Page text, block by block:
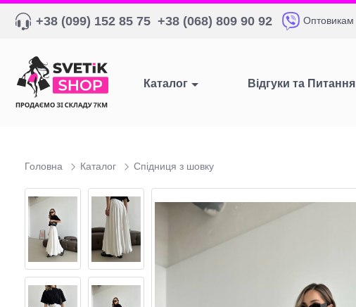
+38 (099) 152 85 75 +38 (068) 809 90 92 Оптовикам
Каталог Відгуки та Питання
Головна Каталог Спідниця з шовку